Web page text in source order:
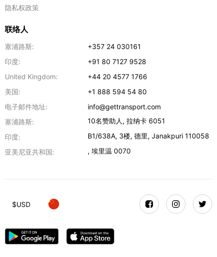
隐私权政策
联络人
塞浦路斯:
+357 24 030161
印度:
+91 80 7127 9528
United Kingdom:
+44 20 4577 1766
美国:
+1 888 594 54 80
电子邮件地址:
info@gettransport.com
塞浦路斯:
10名赞助人 ,拉纳卡 6051
印度:
B1/638A, 3楼,德里,Janakpuri 110058
亚美尼亚共和国:
,埃里温 0070
$USD